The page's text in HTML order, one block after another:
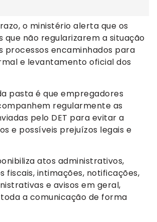
o ministério alerta que os
que não regularizarem a situação
processos encaminhados para
e levantamento oficial dos
pasta é que empregadores
regularmente as
pelo DET para evitar a
e possíveis prejuízos legais e
atos administrativos,
fiscais, intimações, notificações,
e avisos em geral,
a comunicação de forma